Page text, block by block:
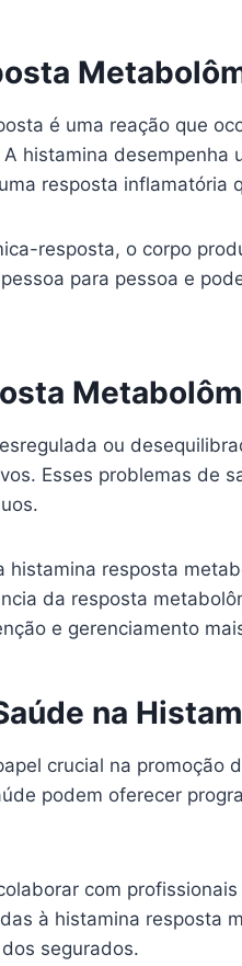
é uma reação que
histamina
resposta inflamatória
resposta, o corpo
para pessoa e
ou
Esses problemas de
histamina resposta
da resposta
e gerenciamento
na
crucial na
podem oferecer
com
à histamina
segurados.